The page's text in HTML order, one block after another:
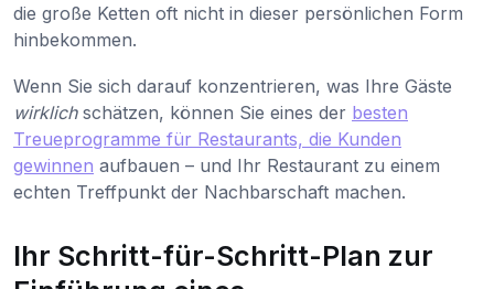
die große Ketten oft nicht in dieser persönlichen Form
hinbekommen.
Wenn Sie sich darauf konzentrieren, was Ihre Gäste
wirklichschätzen, können Sie eines der besten
Treueprogramme für Restaurants, die Kunden
gewinnen aufbauen – und Ihr Restaurant zu einem
echten Treffpunkt der Nachbarschaft machen.
Ihr Schritt-für-Schritt-Plan zur